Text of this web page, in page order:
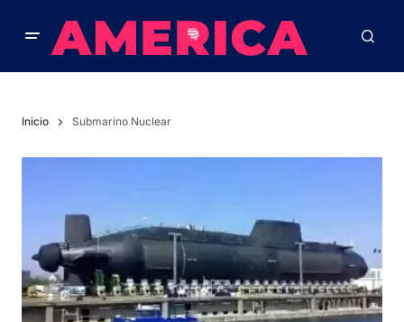
Inicio Submarino Nuclear